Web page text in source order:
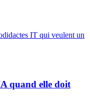
IT qui veulent un
quand elle doit